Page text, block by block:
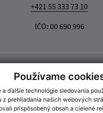
Používame
a ďalšie technológie sledovania
z prehliadania našich webových
prispôsobený obsah a cielené
+421 55 333 73 10
IČO: 00 690 996